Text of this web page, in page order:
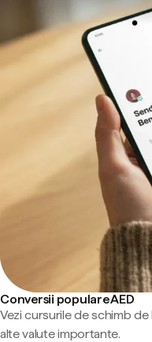
Conversii populare AED
Vezi cursurile de schimb de
alte valute importante.